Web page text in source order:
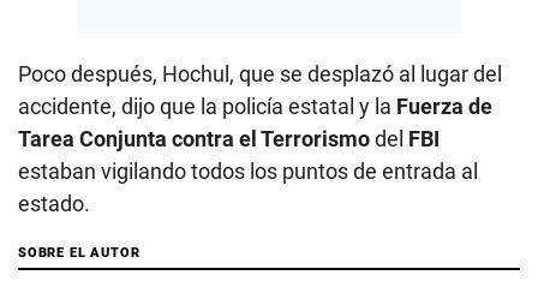
Poco después, Hochul, que se desplazó al lugar del
accidente, dijo que la policía estatal y la Fuerza de
Tarea Conjunta contra el Terrorismodel FBI
estaban vigilando todos los puntos de entrada al
estado.
SOBRE EL AUTOR